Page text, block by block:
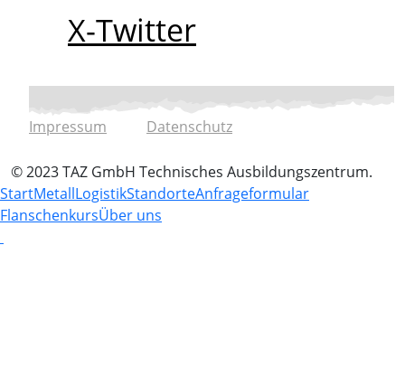
X-Twitter
Impressum Datenschutz
© 2023 TAZ GmbH Technisches Ausbildungszentrum.
StartMetallLogistikStandorteAnfrageformular
FlanschenkursÜber uns